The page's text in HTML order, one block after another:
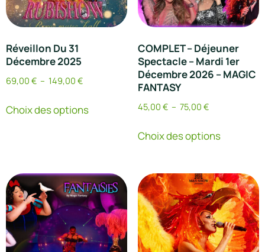
Réveillon Du 31
Décembre 2025
69,00 € – 149,00 €
Choix des options
COMPLET – Déjeuner
Spectacle – Mardi 1er
Décembre 2026 – MAGIC
FANTASY
45,00 € – 75,00 €
Choix des options